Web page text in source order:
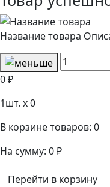
Название товара
0 ₽
1шт. x0
В корзине товаров: 0
На сумму: 0 ₽
Перейти в корзину